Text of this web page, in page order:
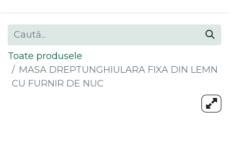
Toate produsele
MASA DREPTUNGHIULARA FIXA DIN LEMN
CU FURNIR DE NUC